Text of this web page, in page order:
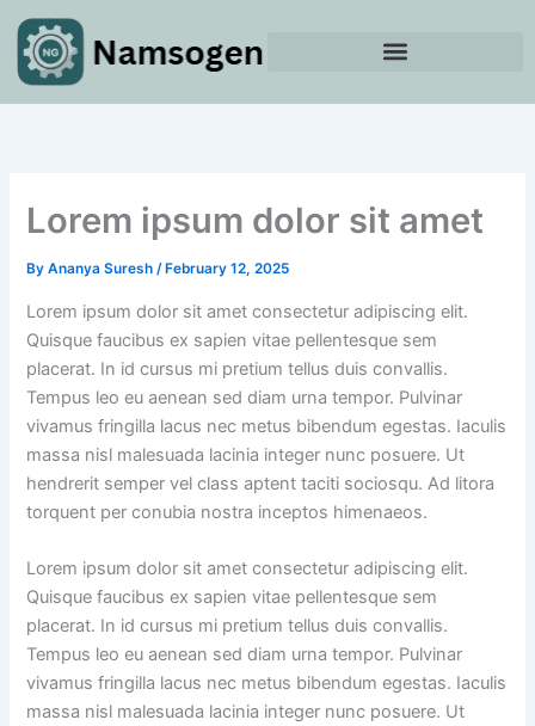
Skip
content
Lorem ipsum dolor sit amet
ByAnanya Suresh/ February 12, 2025
Lorem ipsum dolor sit amet consectetur adipiscing elit.
Quisque faucibus ex sapien vitae pellentesque sem
placerat. In id cursus mi pretium tellus duis convallis.
Tempus leo eu aenean sed diam urna tempor. Pulvinar
vivamus fringilla lacus nec metus bibendum egestas. Iaculis
massa nisl malesuada lacinia integer nunc posuere. Ut
hendrerit semper vel class aptent taciti sociosqu. Ad litora
torquent per conubia nostra inceptos himenaeos.
Lorem ipsum dolor sit amet consectetur adipiscing elit.
Quisque faucibus ex sapien vitae pellentesque sem
placerat. In id cursus mi pretium tellus duis convallis.
Tempus leo eu aenean sed diam urna tempor. Pulvinar
vivamus fringilla lacus nec metus bibendum egestas. Iaculis
massa nisl malesuada lacinia integer nunc posuere. Ut